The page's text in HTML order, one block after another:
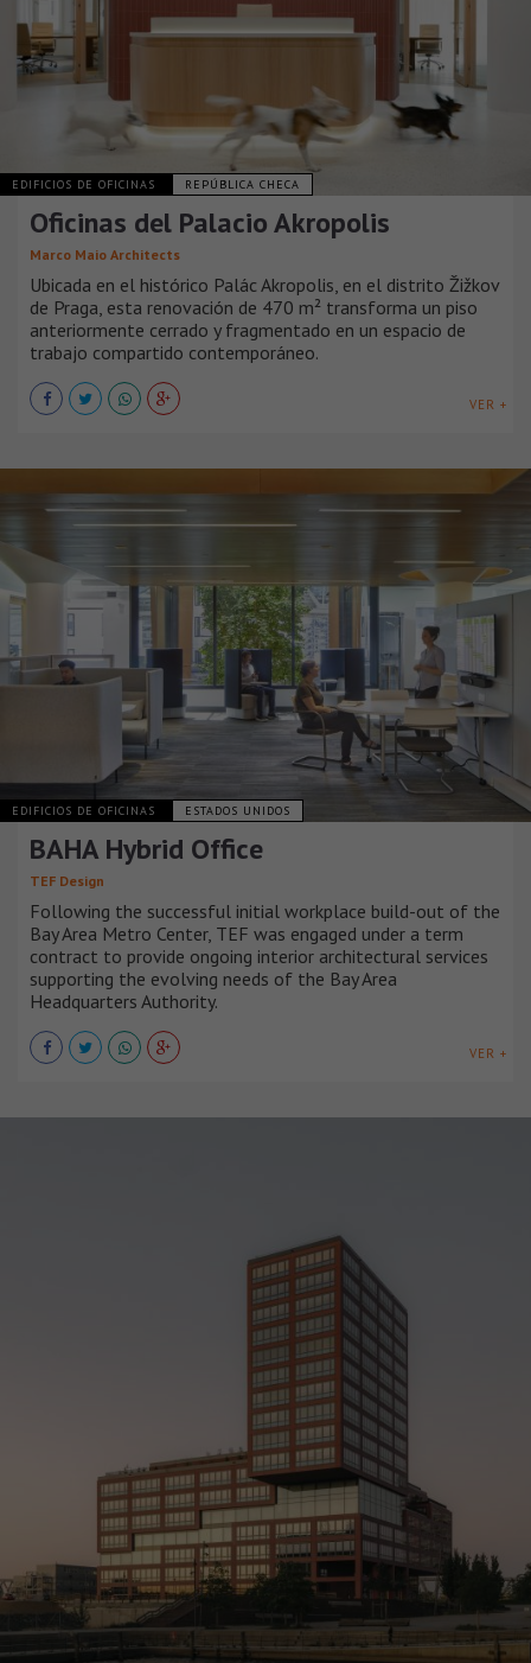
EDIFICIOS DE OFICINAS REPÚBLICA CHECA
Oficinas del Palacio Akropolis
Marco Maio Architects
Ubicada en el histórico Palác Akropolis, en el distrito Žižkov
de Praga, esta renovación de 470 m² transforma un piso
anteriormente cerrado y fragmentado en un espacio de
trabajo compartido contemporáneo.
VER +
EDIFICIOS DE OFICINAS ESTADOS UNIDOS
BAHA Hybrid Office
TEF Design
Following the successful initial workplace build-out of the
Bay Area Metro Center, TEF was engaged under a term
contract to provide ongoing interior architectural services
supporting the evolving needs of the Bay Area
Headquarters Authority.
VER +